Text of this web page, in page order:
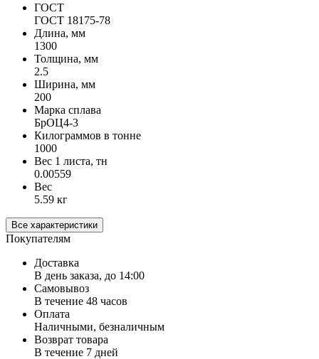
ГОСТ
ГОСТ 18175-78
Длина, мм
1300
Толщина, мм
2.5
Ширина, мм
200
Марка сплава
БрОЦ4-3
Килограммов в тонне
1000
Вес 1 листа, тн
0.00559
Вес
5.59 кг
Все характеристики
Покупателям
Доставка
В день заказа, до 14:00
Самовывоз
В течение 48 часов
Оплата
Наличными, безналичным
Возврат товара
В течение 7 дней